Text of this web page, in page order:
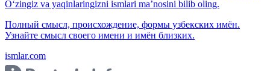
O‘zingiz va yaqinlaringizni ismlari ma’nosini bilib oling.
Полный смысл, происхождение, формы узбекских имён.
Узнайте смысл своего имени и имён близких.
ismlar.com